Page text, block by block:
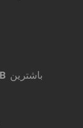
چۆنیەتی هەڵبژاردنی فاکتوری VCB باشترین